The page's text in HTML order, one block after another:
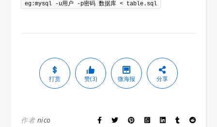
eg:mysql -u用户 -p密码 数据库 < table.sql
打赏 赞(3) 微海报 分享
作者 nico